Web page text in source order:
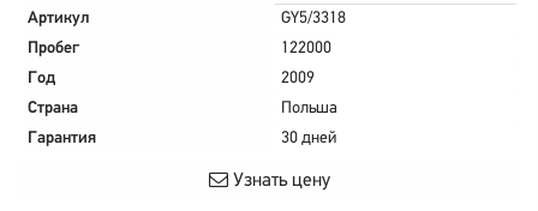
Артикул
GY5/3318
Пробег
122000
Год
2009
Страна
Польша
Гарантия
30 дней
Узнать цену